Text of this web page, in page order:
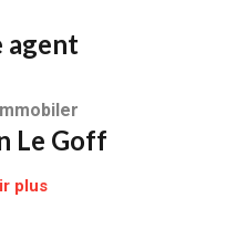
agent
Le Goff
plus